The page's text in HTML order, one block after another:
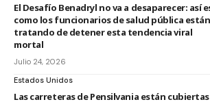
El Desafío Benadryl no va a desaparecer: así
como los funcionarios de salud pública están
tratando de detener esta tendencia viral
mortal
Julio 24, 2026
Estados Unidos
Las carreteras de Pensilvania están cubiertas